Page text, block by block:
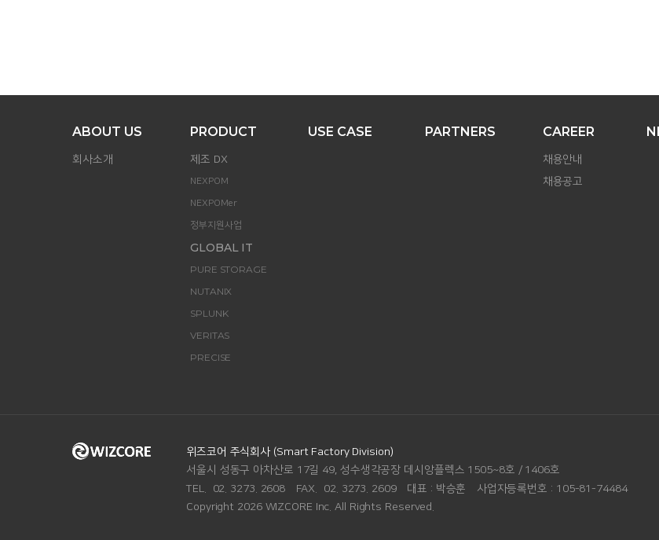
ABOUT US
회사소개
PRODUCT
제조 DX
NEXPOM
NEXPOMer
정부지원사업
GLOBAL IT
PURE STORAGE
NUTANIX
SPLUNK
VERITAS
PRECISE
USE CASE PARTNERS CAREER
채용안내
채용공고
위즈코어 주식회사 (Smart Factory Division)
ADDRESS.
서울시 성동구 아차산로 17길 49, 성수생각공장 데시앙플렉스 1505~8호 / 1406호
TEL.
02. 3273. 2608 FAX. 02. 3273. 2609 대표 : 박승훈 사업자등록번호 : 105-81-74484
Copyright 2026 WIZCORE Inc. All Rights Reserved.